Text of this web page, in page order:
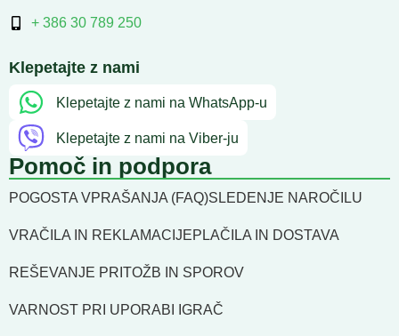
+ 386 30 789 250
Klepetajte z nami
Klepetajte z nami na WhatsApp-u
Klepetajte z nami na Viber-ju
Pomoč in podpora
POGOSTA VPRAŠANJA (FAQ)SLEDENJE NAROČILU
VRAČILA IN REKLAMACIJEPLAČILA IN DOSTAVA
REŠEVANJE PRITOŽB IN SPOROV
VARNOST PRI UPORABI IGRAČ